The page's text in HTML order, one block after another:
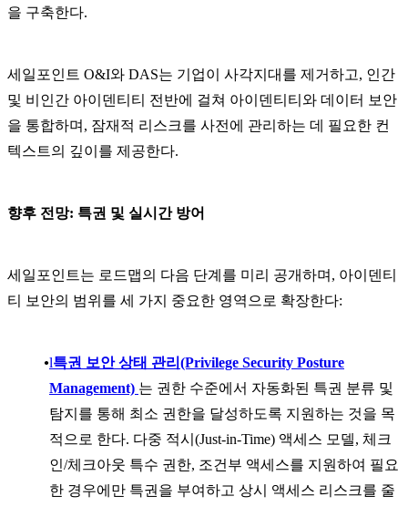
을 구축한다.
세일포인트 O&I와 DAS는 기업이 사각지대를 제거하고, 인간
및 비인간 아이덴티티 전반에 걸쳐 아이덴티티와 데이터 보안
을 통합하며, 잠재적 리스크를 사전에 관리하는 데 필요한 컨
텍스트의 깊이를 제공한다.
향후 전망: 특권 및 실시간 방어
세일포인트는 로드맵의 다음 단계를 미리 공개하며, 아이덴티
티 보안의 범위를 세 가지 중요한 영역으로 확장한다:
l특권 보안 상태 관리(Privilege Security Posture
Management) 는 권한 수준에서 자동화된 특권 분류 및
탐지를 통해 최소 권한을 달성하도록 지원하는 것을 목
적으로 한다. 다중 적시(Just-in-Time) 액세스 모델, 체크
인/체크아웃 특수 권한, 조건부 액세스를 지원하여 필요
한 경우에만 특권을 부여하고 상시 액세스 리스크를 줄